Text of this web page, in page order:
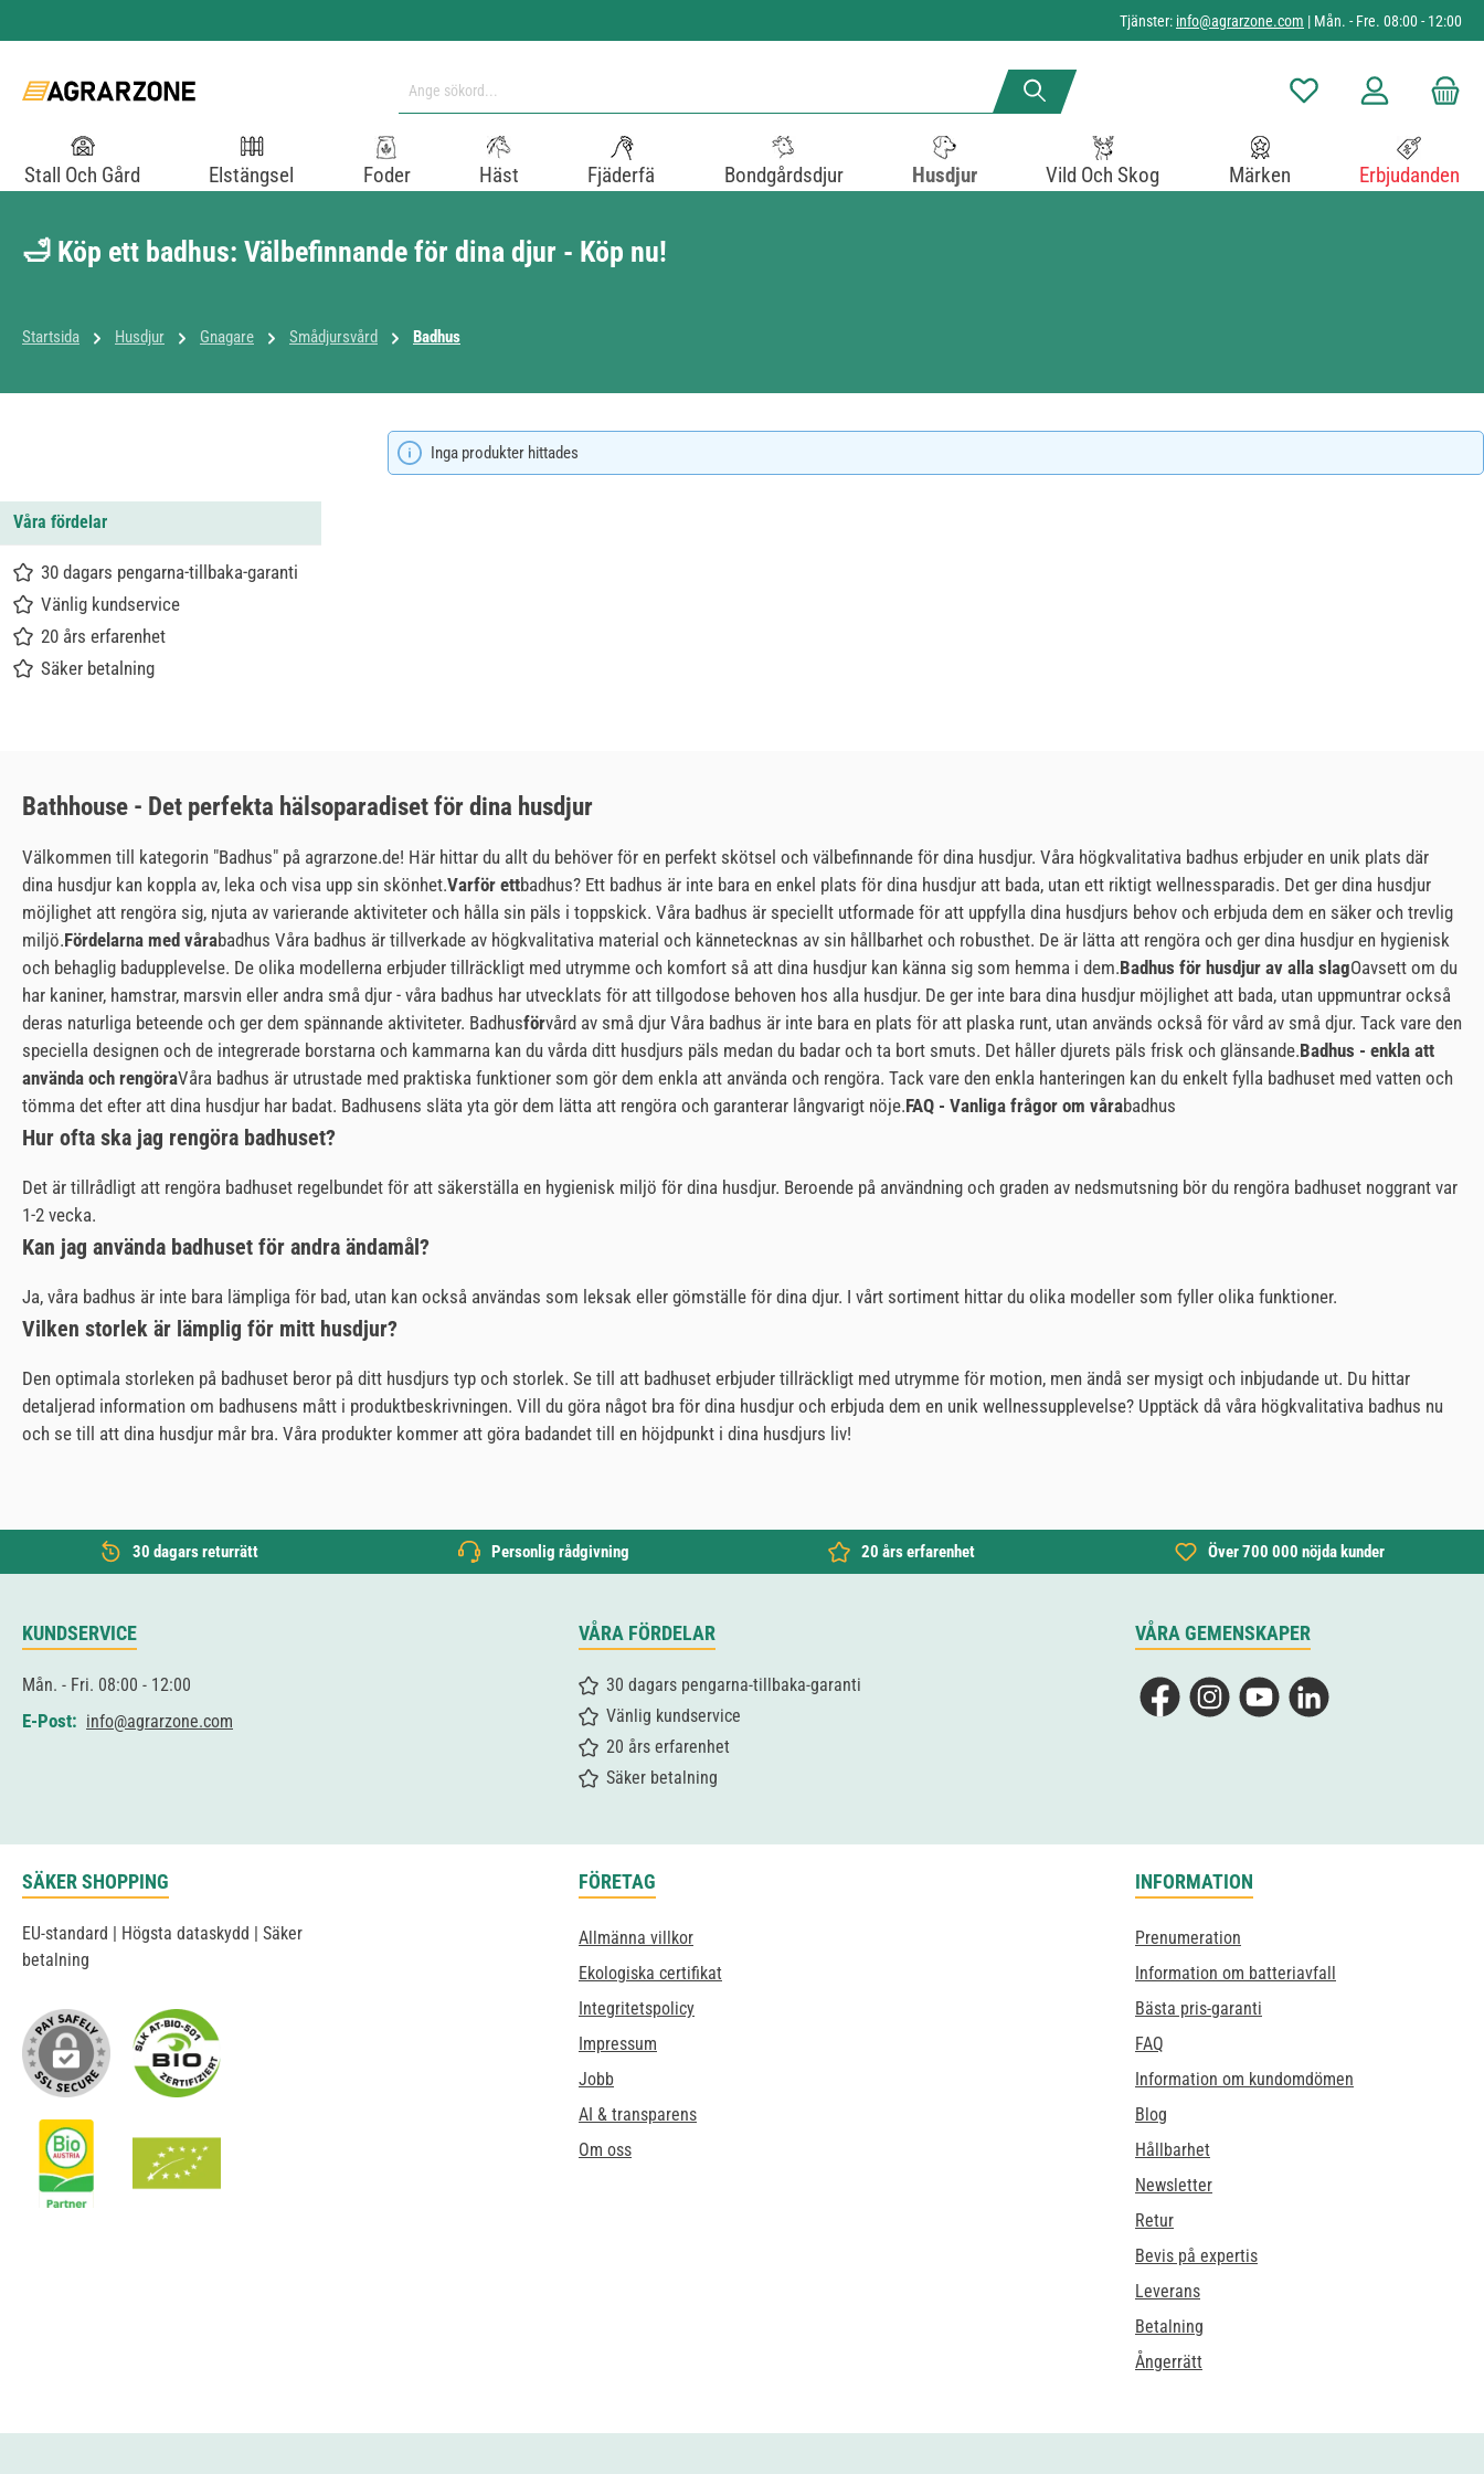
Tjänster: info@agrarzone.com | Mån. - Fre. 08:00 - 12:00
Du har 0 objekt i
Stall Och Gård Elstängsel Foder Häst Fjäderfä Bondgårdsdjur Husdjur Vild Och Skog Märken Erbjudanden
🛁 Köp ett badhus: Välbefinnande för dina djur - Köp nu!
Startsida Husdjur Gnagare Smådjursvård Badhus
Våra fördelar
30 dagars pengarna-tillbaka-garanti
Vänlig kundservice
20 års erfarenhet
Säker betalning
Inga produkter hittades
Bathhouse - Det perfekta hälsoparadiset för dina husdjur
Välkommen till kategorin "Badhus" på agrarzone.de! Här hittar du allt du behöver för en perfekt skötsel och välbefinnande för dina husdjur. Våra högkvalitativa badhus erbjuder en unik plats där
dina husdjur kan koppla av, leka och visa upp sin skönhet.Varför ettbadhus? Ett badhus är inte bara en enkel plats för dina husdjur att bada, utan ett riktigt wellnessparadis. Det ger dina husdjur
möjlighet att rengöra sig, njuta av varierande aktiviteter och hålla sin päls i toppskick. Våra badhus är speciellt utformade för att uppfylla dina husdjurs behov och erbjuda dem en säker och trevlig
miljö.Fördelarna med vårabadhus Våra badhus är tillverkade av högkvalitativa material och kännetecknas av sin hållbarhet och robusthet. De är lätta att rengöra och ger dina husdjur en hygienisk
och behaglig badupplevelse. De olika modellerna erbjuder tillräckligt med utrymme och komfort så att dina husdjur kan känna sig som hemma i dem.Badhus för husdjur av alla slagOavsett om du
har kaniner, hamstrar, marsvin eller andra små djur - våra badhus har utvecklats för att tillgodose behoven hos alla husdjur. De ger inte bara dina husdjur möjlighet att bada, utan uppmuntrar också
deras naturliga beteende och ger dem spännande aktiviteter. Badhusförvård av små djur Våra badhus är inte bara en plats för att plaska runt, utan används också för vård av små djur. Tack vare den
speciella designen och de integrerade borstarna och kammarna kan du vårda ditt husdjurs päls medan du badar och ta bort smuts. Det håller djurets päls frisk och glänsande.Badhus - enkla att
använda och rengöraVåra badhus är utrustade med praktiska funktioner som gör dem enkla att använda och rengöra. Tack vare den enkla hanteringen kan du enkelt fylla badhuset med vatten och
tömma det efter att dina husdjur har badat. Badhusens släta yta gör dem lätta att rengöra och garanterar långvarigt nöje.FAQ - Vanliga frågor om vårabadhus
Hur ofta ska jag rengöra badhuset?
Det är tillrådligt att rengöra badhuset regelbundet för att säkerställa en hygienisk miljö för dina husdjur. Beroende på användning och graden av nedsmutsning bör du rengöra badhuset noggrant var
1-2 vecka.
Kan jag använda badhuset för andra ändamål?
Ja, våra badhus är inte bara lämpliga för bad, utan kan också användas som leksak eller gömställe för dina djur. I vårt sortiment hittar du olika modeller som fyller olika funktioner.
Vilken storlek är lämplig för mitt husdjur?
Den optimala storleken på badhuset beror på ditt husdjurs typ och storlek. Se till att badhuset erbjuder tillräckligt med utrymme för motion, men ändå ser mysigt och inbjudande ut. Du hittar
detaljerad information om badhusens mått i produktbeskrivningen. Vill du göra något bra för dina husdjur och erbjuda dem en unik wellnessupplevelse? Upptäck då våra högkvalitativa badhus nu
och se till att dina husdjur mår bra. Våra produkter kommer att göra badandet till en höjdpunkt i dina husdjurs liv!
30 dagars returrätt Personlig rådgivning 20 års erfarenhet Över 700 000 nöjda kunder
KUNDSERVICE
Mån. - Fri. 08:00 - 12:00
E-Post: info@agrarzone.com
VÅRA FÖRDELAR
30 dagars pengarna-tillbaka-garanti
Vänlig kundservice
20 års erfarenhet
Säker betalning
VÅRA GEMENSKAPER
FacebookInstagramYouTubeLinkedIn
SÄKER SHOPPING
EU-standard | Högsta dataskydd | Säker
betalning
FÖRETAG
Allmänna villkor
Ekologiska certifikat
Integritetspolicy
Impressum
Jobb
AI & transparens
Om oss
INFORMATION
Prenumeration
Information om batteriavfall
Bästa pris-garanti
FAQ
Information om kundomdömen
Blog
Hållbarhet
Newsletter
Retur
Bevis på expertis
Leverans
Betalning
Ångerrätt